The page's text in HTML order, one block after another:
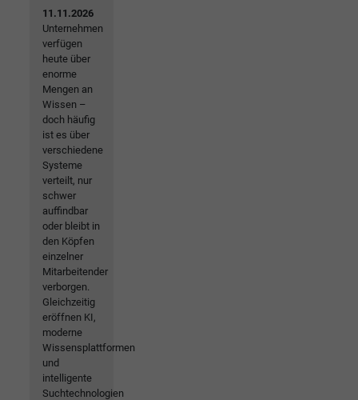
11.11.2026
Unternehmen
verfügen
heute über
enorme
Mengen an
Wissen –
doch häufig
ist es über
verschiedene
Systeme
verteilt, nur
schwer
auffindbar
oder bleibt in
den Köpfen
einzelner
Mitarbeitender
verborgen.
Gleichzeitig
eröffnen KI,
moderne
Wissensplattformen
und
intelligente
Suchtechnologien